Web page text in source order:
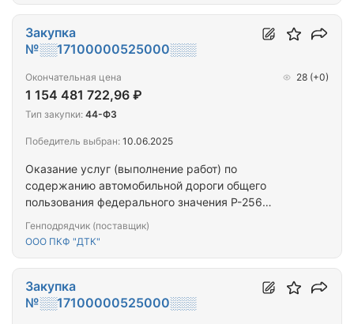
км 4+381, подъезд к урочищу р. Урсул км 0+000 –
км 21+500, участок строительства обхода с.
Майма км 0+000 – км 2+320 и…
Оказание услуг (выполнение работ) по
содержанию автомобильной дороги общего
пользования федерального значения Р-256
Алтайск - граница с Монголией км 428+190 – км
км 4+381, подъезд к урочищу р. Урсул км 0+000 –
км 21+500, участок строительства обхода с.
Майма км 0+000 – км 2+320 и…
Генподрядчик (поставщик)
ООО ПКФ "ДТК"
Закупка
№░░17100000525000░░░
Окончательная цена
1 154 481 722,96 ₽
28 (+0)
Тип закупки: 44-ФЗ
Победитель выбран: 10.06.2025
Закупка
№░░17100000525000░░░